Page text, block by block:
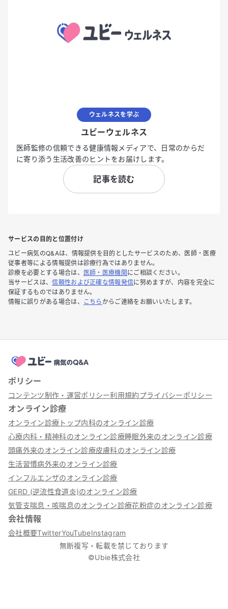
ウェルネスを学ぶ
ユビーウェルネス
医師監修の信頼できる健康情報メディアで、日常のからだ
に寄り添う生活改善のヒントをお届けします。
記事を読む
サービスの目的と位置付け
ユビー病気のQ&Aは、情報提供を目的としたサービスのため、医師・医療
従事者等による情報提供は診療行為ではありません。
診療を必要とする場合は、
医師・医療機関 にご相談ください。
当サービスは、信頼性および正確な情報発信に努めますが、内容を完全に
保証するものではありません。
情報に誤りがある場合は、
こちら からご連絡をお願いいたします。
ポリシー
コンテンツ制作・運営ポリシー利用規約プライバシーポリシー
オンライン診療
オンライン診療トップ内科のオンライン診療
心療内科・精神科のオンライン診療睡眠外来のオンライン診療
頭痛外来のオンライン診療皮膚科のオンライン診療
生活習慣病外来のオンライン診療
インフルエンザのオンライン診療
GERD (逆流性食道炎)のオンライン診療
気管支喘息・咳喘息のオンライン診療花粉症のオンライン診療
会社情報
会社概要TwitterYouTubeInstagram
無断複写・転載を禁じております
©Ubie株式会社